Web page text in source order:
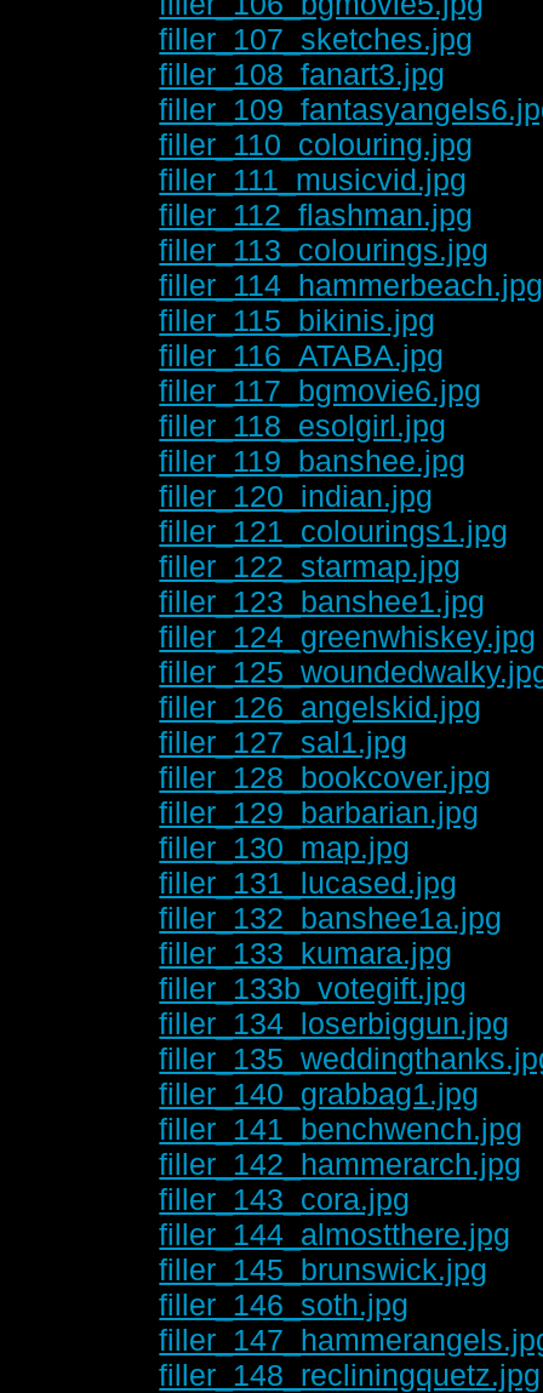
filler_107_sketches.jpg
filler_108_fanart3.jpg
filler_110_colouring.jpg
filler_111_musicvid.jpg
filler_112_flashman.jpg
filler_113_colourings.jpg
filler_114_hammerbeach.jpg
filler_115_bikinis.jpg
filler_116_ATABA.jpg
filler_117_bgmovie6.jpg
filler_118_esolgirl.jpg
filler_119_banshee.jpg
filler_120_indian.jpg
filler_121_colourings1.jpg
filler_122_starmap.jpg
filler_123_banshee1.jpg
filler_124_greenwhiskey.jpg
filler_126_angelskid.jpg
filler_127_sal1.jpg
filler_128_bookcover.jpg
filler_129_barbarian.jpg
filler_130_map.jpg
filler_131_lucased.jpg
filler_132_banshee1a.jpg
filler_133_kumara.jpg
filler_133b_votegift.jpg
filler_134_loserbiggun.jpg
filler_140_grabbag1.jpg
filler_141_benchwench.jpg
filler_142_hammerarch.jpg
filler_143_cora.jpg
filler_144_almostthere.jpg
filler_145_brunswick.jpg
filler_146_soth.jpg
filler_148_recliningquetz.jpg